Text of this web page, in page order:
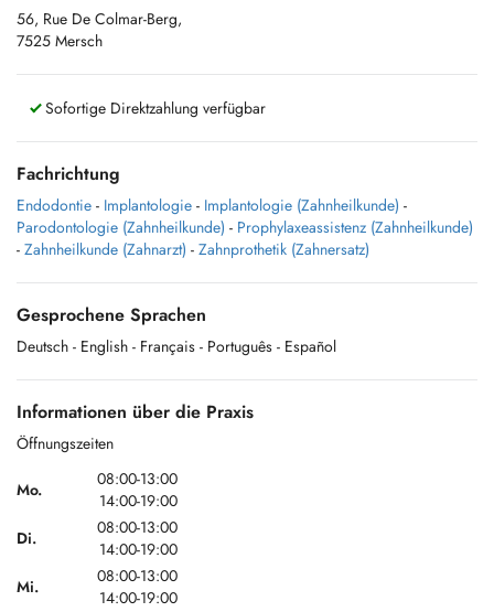
56, Rue De Colmar-Berg,
7525 Mersch
Sofortige Direktzahlung verfügbar
Fachrichtung
Endodontie - Implantologie - Implantologie (Zahnheilkunde) -
Parodontologie (Zahnheilkunde) - Prophylaxeassistenz (Zahnheilkunde)
- Zahnheilkunde (Zahnarzt) - Zahnprothetik (Zahnersatz)
Gesprochene Sprachen
Deutsch - English - Français - Português - Español
Informationen über die Praxis
Öffnungszeiten
Mo.
08:00-13:00
14:00-19:00
Di.
08:00-13:00
14:00-19:00
Mi.
08:00-13:00
14:00-19:00